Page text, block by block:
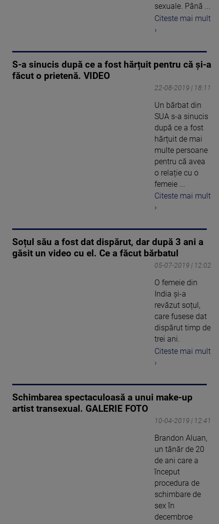
sexuale. Până ...
Citeste mai mult
›
S-a sinucis după ce a fost hărțuit pentru că și-a
făcut o prietenă. VIDEO
22-08-2019 | 18:11
Un bărbat din
SUA s-a sinucis
după ce a fost
hărțuit de mai
multe persoane
pentru că avea
o relație cu o
femeie ...
Citeste mai mult
›
Soțul său a fost dat dispărut, dar după 3 ani a
găsit un video cu el. Ce a făcut bărbatul
05-07-2019 | 12:02
O femeie din
India și-a
revăzut soțul,
care fusese dat
dispărut timp de
trei ani.
Citeste mai mult
›
Schimbarea spectaculoasă a unui make-up
artist transexual. GALERIE FOTO
10-04-2019 | 12:41
Brandon Aluan,
un tânăr de 20
de ani care a
început
procedura de
schimbare de
sex în
decembroe